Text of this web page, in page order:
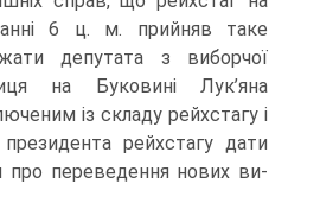
6 ц. м. прийняв таке
депутата з виборчої
на Буковині Лук’яна
із складу рейхстагу і
рейхстагу дати
про переведення нових ви­